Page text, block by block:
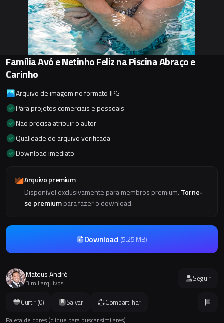
Curtir (0) Salvar Compartilhar
Paleta de cores (clique para buscar similares):
Família Avó e Netinho Feliz na Piscina Abraço e
Carinho
Arquivo de imagem no formato JPG
Para projetos comerciais e pessoais
Não precisa atribuir o autor
Qualidade do arquivo verificada
Download imediato
Arquivo premium
Disponível exclusivamente para membros premium. Torne-
se premiumpara fazer o download.
Download (5.25 MB)
Mateus André
3 mil arquivos Seguir